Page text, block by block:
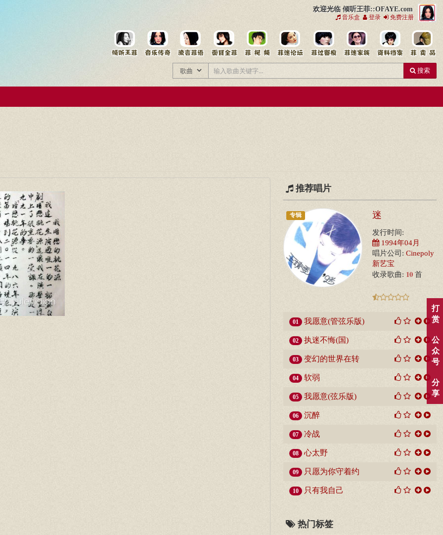
欢迎光临 倾听王菲::OFAYE.com
音乐盒 登录 免费注册
搜索
推荐唱片
专辑 迷
发行时间:
1994年04月
唱片公司: Cinepoly
新艺宝
收录歌曲: 10 首
01 我愿意(管弦乐版)
02 执迷不悔(国)
03 变幻的世界在转
04 软弱
05 我愿意(弦乐版)
06 沉醉
07 冷战
08 心太野
09 只愿为你守着约
10 只有我自己
热门标签
打
赏
公
众
号
分
享